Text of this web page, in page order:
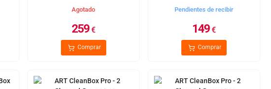
Agotado
259€
Comprar
Pendientes de recibir
149€
Comprar